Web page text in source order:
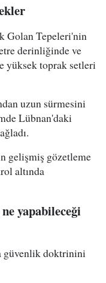
Golan Tepeleri'nin
derinliğinde ve
yüksek toprak setleri
uzun sürmesini
Lübnan'daki
gelişmiş gözetleme
altında
yapabileceği
güvenlik doktrinini